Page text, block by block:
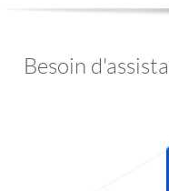
Besoin